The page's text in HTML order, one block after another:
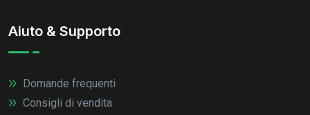
Aiuto & Supporto
Domande frequenti
Consigli di vendita